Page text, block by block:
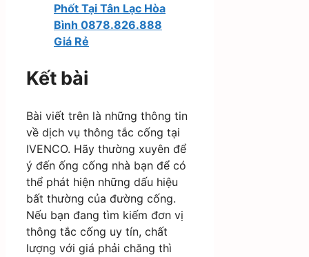
Phốt Tại Tân Lạc Hòa
Bình 0878.826.888
Giá Rẻ
Kết bài
Bài viết trên là những thông tin
về dịch vụ thông tắc cống tại
IVENCO. Hãy thường xuyên để
ý đến ống cống nhà bạn để có
thể phát hiện những dấu hiệu
bất thường của đường cống.
Nếu bạn đang tìm kiếm đơn vị
thông tắc cống uy tín, chất
lượng với giá phải chăng thì